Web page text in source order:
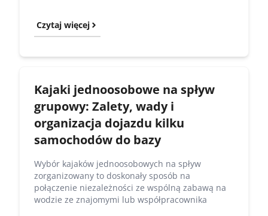
Czytaj więcej
Kajaki jednoosobowe na spływ
grupowy: Zalety, wady i
organizacja dojazdu kilku
samochodów do bazy
Wybór kajaków jednoosobowych na spływ
zorganizowany to doskonały sposób na
połączenie niezależności ze wspólną zabawą na
wodzie ze znajomymi lub współpracownika